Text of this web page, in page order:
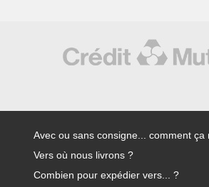
Avec ou sans consigne... comment ça
Vers où nous livrons ?
Combien pour expédier vers... ?